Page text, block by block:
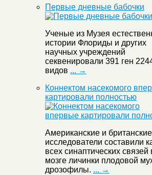
Первые дневные бабочки
Ученые из Музея
истории Флориды и других
научных учреждений
секвенировали 391 ген
видов ... →
Коннектом насекомого
картировали полностью
Американские и британские
исследователи составили
всех синаптических связей
мозге личинки плодовой
дрозофилы. ... →